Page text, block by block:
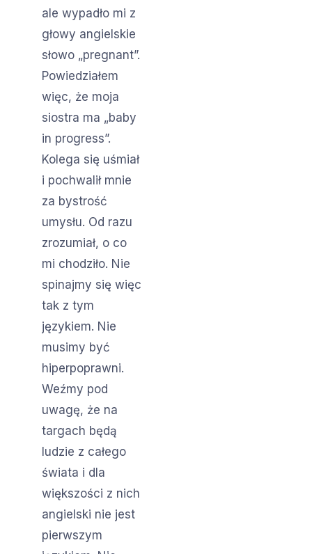
ale wypadło mi z
głowy angielskie
słowo „pregnant”.
Powiedziałem
więc, że moja
siostra ma „baby
in progress”.
Kolega się uśmiał
i pochwalił mnie
za bystrość
umysłu. Od razu
zrozumiał, o co
mi chodziło. Nie
spinajmy się więc
tak z tym
językiem. Nie
musimy być
hiperpoprawni.
Weźmy pod
uwagę, że na
targach będą
ludzie z całego
świata i dla
większości z nich
angielski nie jest
pierwszym